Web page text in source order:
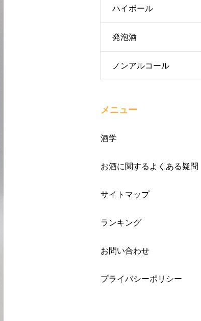
ハイボール
発泡酒
ノンアルコール
メニュー
酒学
お酒に関するよくある疑問
サイトマップ
ランキング
お問い合わせ
プライバシーポリシー